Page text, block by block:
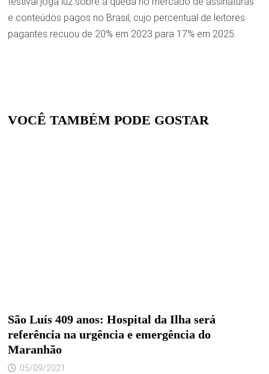
e conteúdos pagos no Brasil, cujo percentual de leitores
pagantes recuou de 20% em 2023 para 17% em 2025.
VOCÊ TAMBÉM PODE GOSTAR
São Luís 409 anos: Hospital da Ilha será
referência na urgência e emergência do
Maranhão
05/09/2021